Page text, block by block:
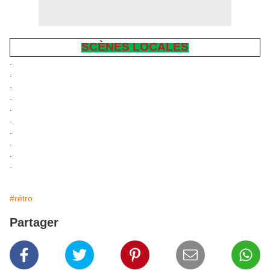
SCÈNES LOCALES
#rétro
Partager